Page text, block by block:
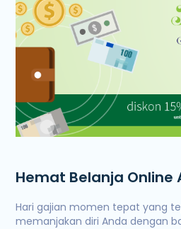
Hemat Belanja Online
Payday Madness
Hari gajian momen tepat yang
memanjakan diri Anda dengan